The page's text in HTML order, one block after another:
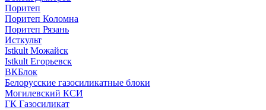
Поритеп
Поритеп Коломна
Поритеп Рязань
Исткульт
Istkult Можайск
Istkult Егорьевск
ВКБлок
Белорусские газосиликатные блоки
Могилевский КСИ
ГК Газосиликат